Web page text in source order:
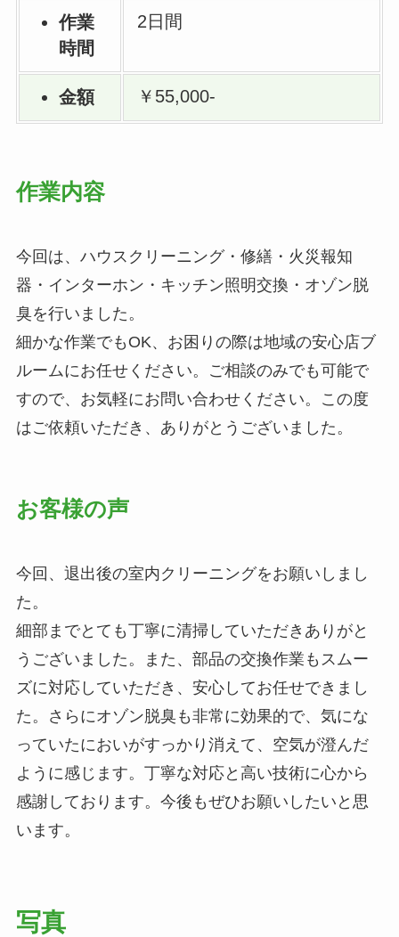
作業
時間
2日間
金額 ￥55,000-
作業内容
今回は、ハウスクリーニング・修繕・火災報知
器・インターホン・キッチン照明交換・オゾン脱
臭を行いました。
細かな作業でもOK、お困りの際は地域の安心店ブ
ルームにお任せください。ご相談のみでも可能で
すので、お気軽にお問い合わせください。この度
はご依頼いただき、ありがとうございました。
お客様の声
今回、退出後の室内クリーニングをお願いしまし
た。
細部までとても丁寧に清掃していただきありがと
うございました。また、部品の交換作業もスムー
ズに対応していただき、安心してお任せできまし
た。さらにオゾン脱臭も非常に効果的で、気にな
っていたにおいがすっかり消えて、空気が澄んだ
ように感じます。丁寧な対応と高い技術に心から
感謝しております。今後もぜひお願いしたいと思
います。
写真